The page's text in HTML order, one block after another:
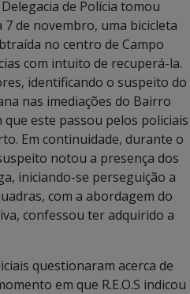
de Polícia tomou
de novembro, uma bicicleta
no centro de Campo
com intuito de recuperá-la.
identificando o suspeito do
nas imediações do Bairro
este passou pelos policiais
Em continuidade, durante o
notou a presença dos
iniciando-se perseguição a
com a abordagem do
confessou ter adquirido a
questionaram acerca de
em que R.E.O.S indicou